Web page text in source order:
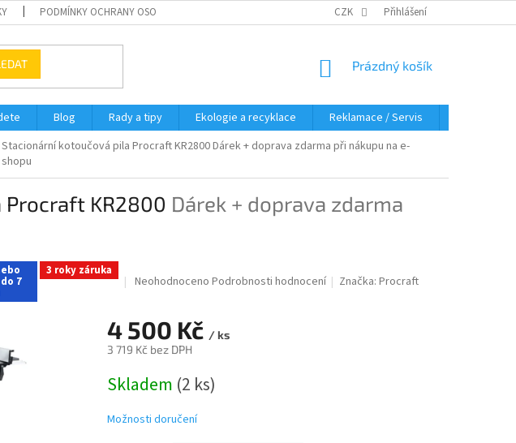
PODMÍNKY OCHRANY OSOBNÍCH ÚDAJŮ CZK Přihlášení
NÁKUPNÍ
Prázdný košík
Blog Rady a tipy Ekologie a recyklace Reklamace / Servis
Stacionární kotoučová pila Procraft KR2800Dárek + doprava zdarma při nákupu na e-
shopu
KR2800 Dárek + doprava zdarma
7
3 roky záruka
Průměrné
je
0,0
z
hvězdiček.
Neohodnoceno Podrobnosti hodnocení Značka:Procraft
4 500 Kč / ks
3 719 Kč bez DPH
cena:
Skladem (2 ks)
Možnosti doručení